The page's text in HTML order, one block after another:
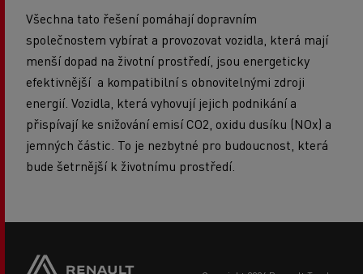
Všechna tato řešení pomáhají dopravním
společnostem vybírat a provozovat vozidla, která mají
menší dopad na životní prostředí, jsou energeticky
efektivnější a kompatibilní s obnovitelnými zdroji
energií. Vozidla, která vyhovují jejich podnikání a
přispívají ke snižování emisí CO2, oxidu dusíku (NOx) a
jemných částic. To je nezbytné pro budoucnost, která
bude šetrnější k životnímu prostředí.